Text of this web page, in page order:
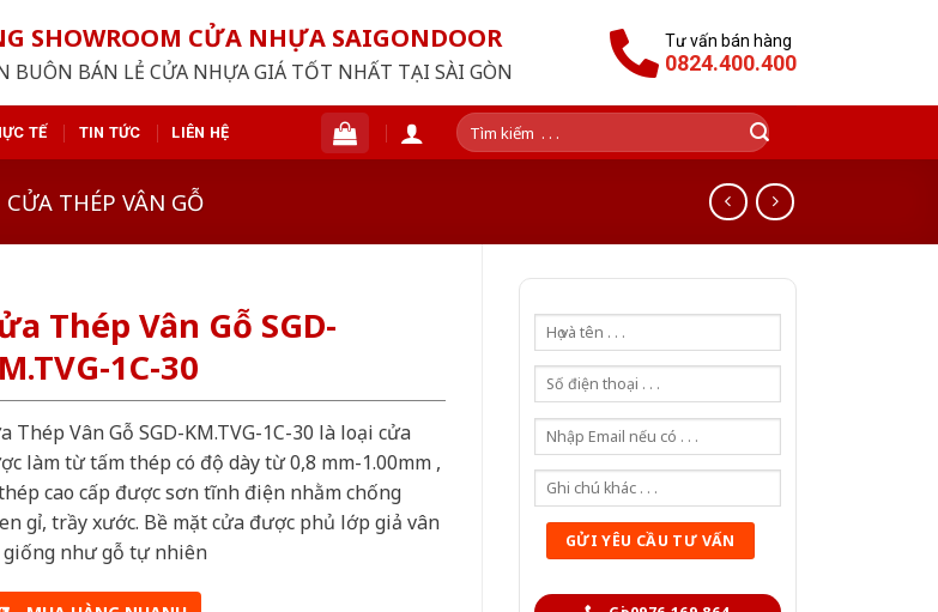
SHOWROOM CỬA NHỰA SAIGONDOOR
BUÔN BÁN LẺ CỬA NHỰA GIÁ TỐT NHẤT TẠI SÀI GÒN
Tư vấn bán hàng
0824.400.400
TẾ TIN TỨC LIÊN HỆ
Tìm
kiếm:
CỬA THÉP VÂN GỖ
Thép Vân Gỗ SGD-
1C-30
Thép Vân Gỗ SGD-KM.TVG-1C-30 là loại cửa
làm từ tấm thép có độ dày từ 0,8 mm-1.00mm ,
cao cấp được sơn tĩnh điện nhằm chống
gỉ, trầy xước. Bề mặt cửa được phủ lớp giả vân
giống như gỗ tự nhiên